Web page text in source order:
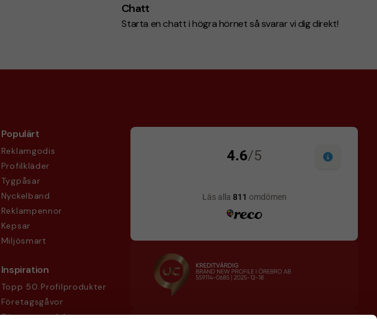
Chatt
Starta en chatt i högra hörnet så svarar vi dig direkt!
Populärt
Reklamgodis
Profilkläder
Tygpåsar
Nyckelband
Reklampennor
Kepsar
Miljösmart
Inspiration
Topp 50 Profilprodukter
Företagsgåvor
Säsongsprodukter